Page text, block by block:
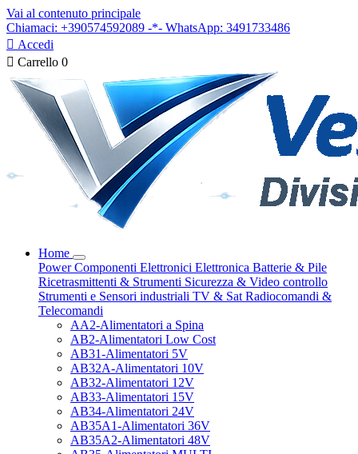
Vai al contenuto principale
Chiamaci: +390574592089 -*- WhatsApp: 3491733486
 Accedi
 Carrello 0
Home
PowerComponenti Elettronici Elettronica Batterie & Pile
Ricetrasmittenti & Strumenti Sicurezza & Video controllo
Strumenti e Sensori industriali TV & Sat Radiocomandi &
Telecomandi
AA2-Alimentatori a Spina
AB2-Alimentatori Low Cost
AB31-Alimentatori 5V
AB32A-Alimentatori 10V
AB32-Alimentatori 12V
AB33-Alimentatori 15V
AB34-Alimentatori 24V
AB35A1-Alimentatori 36V
AB35A2-Alimentatori 48V